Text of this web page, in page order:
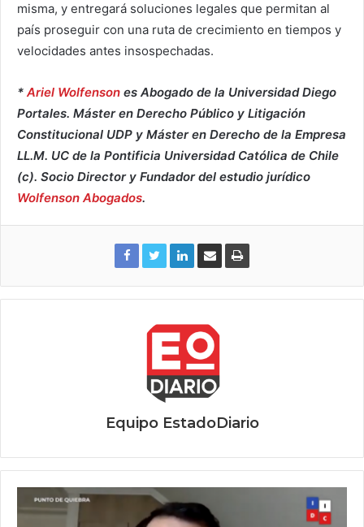
misma, y entregará soluciones legales que permitan al
país proseguir con una ruta de crecimiento en tiempos y
velocidades antes insospechadas.
* Ariel Wolfenson es Abogado de la Universidad Diego
Portales. Máster en Derecho Público y Litigación
Constitucional UDP y Máster en Derecho de la Empresa
LL.M. UC de la Pontificia Universidad Católica de Chile
(c). Socio Director y Fundador del estudio jurídico
Wolfenson Abogados.
Equipo EstadoDiario